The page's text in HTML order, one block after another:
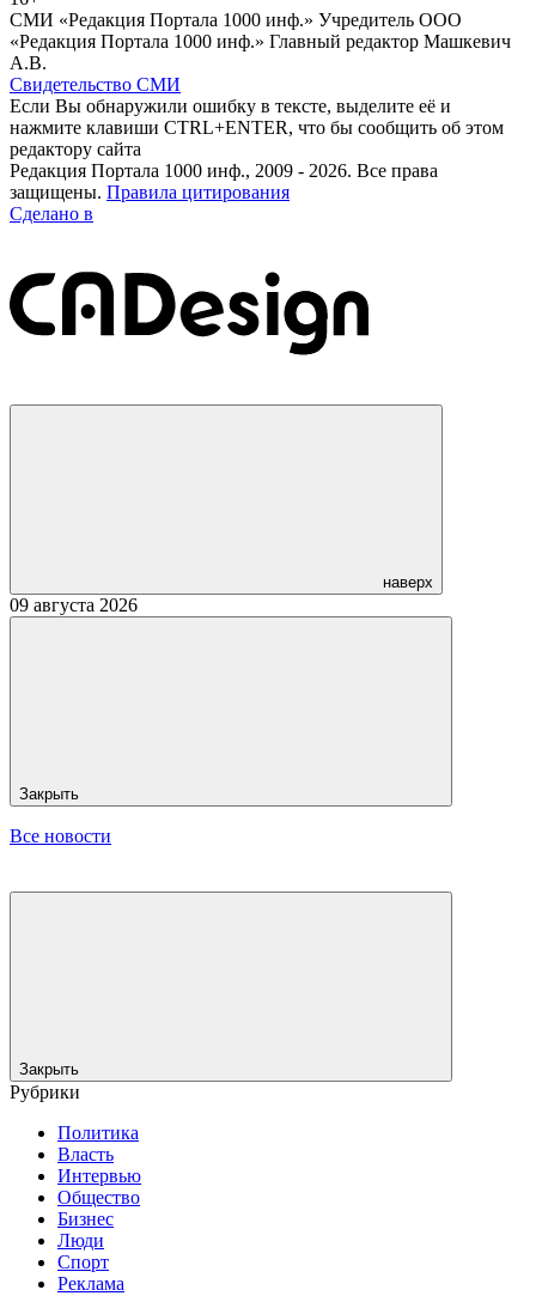
СМИ «Редакция Портала 1000 инф.» Учредитель ООО
«Редакция Портала 1000 инф.» Главный редактор Машкевич
А.В.
Свидетельство СМИ
Если Вы обнаружили ошибку в тексте, выделите её и
нажмите клавиши CTRL+ENTER, что бы сообщить об этом
редактору сайта
Редакция Портала 1000 инф., 2009 - 2026. Все права
защищены. Правила цитирования
Сделано в
наверх
09 августа 2026
Закрыть
Все новости
Закрыть
Рубрики
Политика
Власть
Интервью
Общество
Бизнес
Люди
Спорт
Реклама